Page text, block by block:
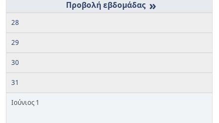
»
28
29
30
31
Ιούνιος 1